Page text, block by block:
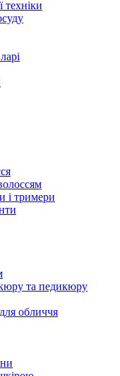
техніки
і тримери
та педикюру
обличчя